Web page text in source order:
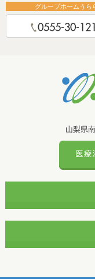
グループホームうら
山梨県
法人コンセプト